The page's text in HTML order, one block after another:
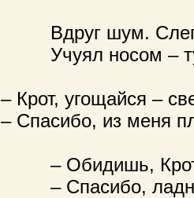
Вдруг шум.
Учуял носом –
– Крот, угощайся –
– Спасибо, из меня
– Обидишь,
– Спасибо, ладно